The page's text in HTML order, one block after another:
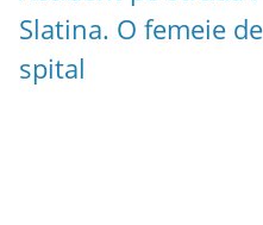
Slatina. O femeie
spital